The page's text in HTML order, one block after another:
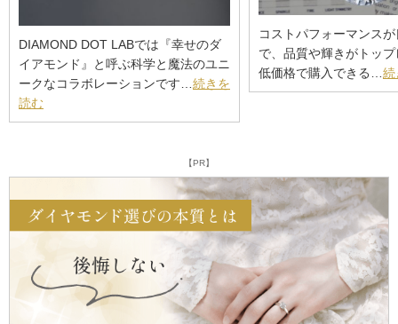
DIAMOND DOT LABでは『幸せのダ
イアモンド』と呼ぶ科学と魔法のユニ
ークなコラボレーションです… 続きを
読む
コストパフォーマンス
で、品質や輝きがトッ
低価格で購入できる… 続
【PR】